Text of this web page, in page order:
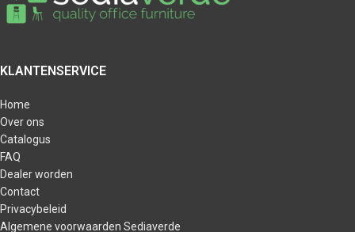
KLANTENSERVICE
Home
Over ons
Catalogus
FAQ
Dealer worden
Contact
Privacybeleid
Algemene voorwaarden Sediaverde